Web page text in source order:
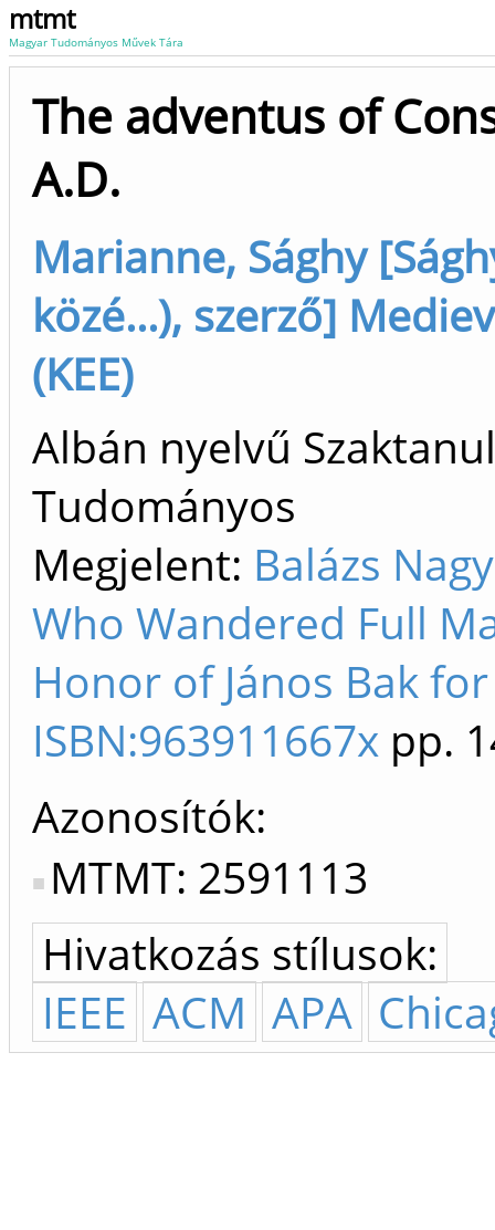
mtmt
Magyar Tudományos Művek Tára
The adventus of
A.D.
Marianne, Sághy
közé...), szerző]
(KEE)
Albán nyelvű
Tudományos
Megjelent: Balázs
Who Wandered Full
Honor of János Bak
ISBN:963911667x pp.
Azonosítók
MTMT: 2591113
Hivatkozás stílusok:
IEEE ACM APA